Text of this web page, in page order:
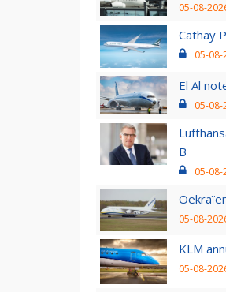
05-08-
Cathay
05-08-
El Al
05-08-
B
05-08-
05-08-
KLM
05-08-